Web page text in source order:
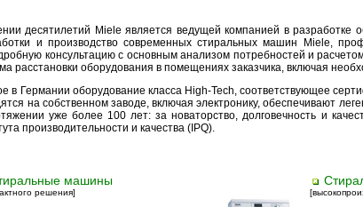
десятилетий Miele является ведущей компанией в
и производство современных стиральных машин Miele,
консультацию с основным анализом потребностей и
расстановки оборудования в помещениях заказчика, включая
в Германии оборудование класса High-Tech, соответствующее
на собственном заводе, включая электронику, обеспечивают
уже более 100 лет: за новаторство, долговечность и
производительности и качества (IPQ).
машины
решения]